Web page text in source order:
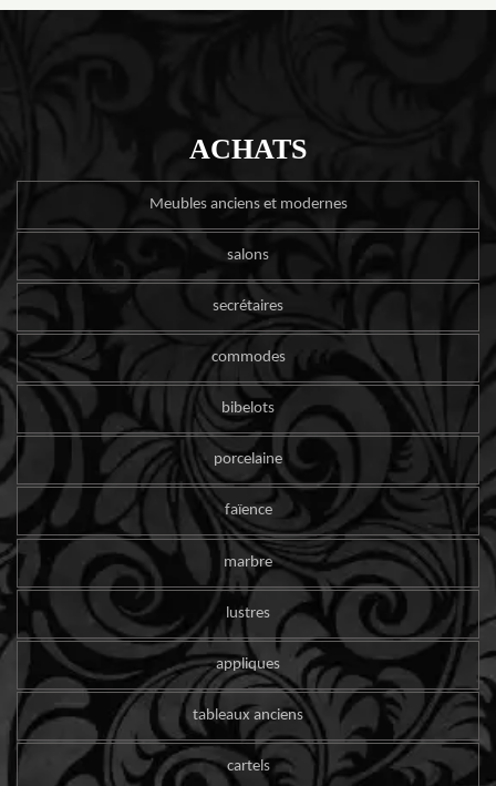
ACHATS
Meubles anciens et modernes
salons
secrétaires
commodes
bibelots
porcelaine
faïence
marbre
lustres
appliques
tableaux anciens
cartels